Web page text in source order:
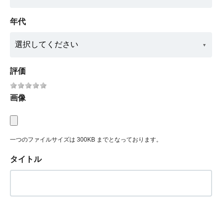
年代
評価
画像
一つのファイルサイズは 300KB までとなっております。
タイトル